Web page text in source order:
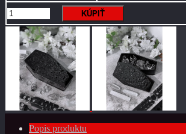
Popis produktu